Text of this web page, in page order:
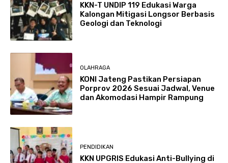
KKN-T UNDIP 119 Edukasi Warga
Kalongan Mitigasi Longsor Berbasis
Geologi dan Teknologi
OLAHRAGA
KONI Jateng Pastikan Persiapan
Porprov 2026 Sesuai Jadwal, Venue
dan Akomodasi Hampir Rampung
PENDIDIKAN
KKN UPGRIS Edukasi Anti-Bullying di